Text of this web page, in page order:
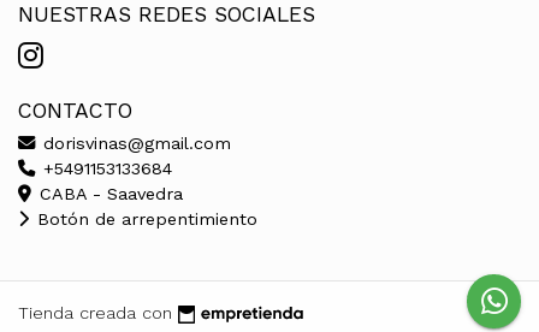
NUESTRAS REDES SOCIALES
CONTACTO
dorisvinas@gmail.com
+5491153133684
CABA - Saavedra
Botón de arrepentimiento
Tienda creada con